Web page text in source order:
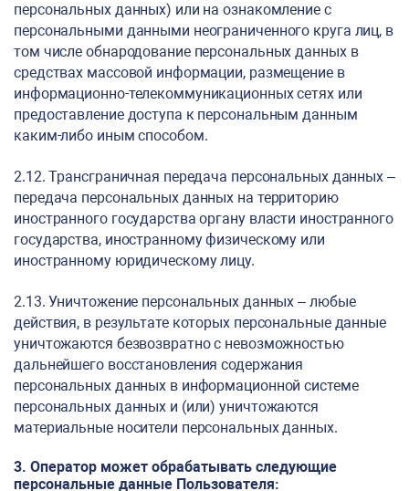
персональных данных) или на ознакомление с
персональными данными неограниченного круга лиц, в
том числе обнародование персональных данных в
средствах массовой информации, размещение в
информационно-телекоммуникационных сетях или
предоставление доступа к персональным данным
каким-либо иным способом.
2.12. Трансграничная передача персональных данных –
передача персональных данных на территорию
иностранного государства органу власти иностранного
государства, иностранному физическому или
иностранному юридическому лицу.
2.13. Уничтожение персональных данных – любые
действия, в результате которых персональные данные
уничтожаются безвозвратно с невозможностью
дальнейшего восстановления содержания
персональных данных в информационной системе
персональных данных и (или) уничтожаются
материальные носители персональных данных.
3. Оператор может обрабатывать следующие
персональные данные Пользователя: